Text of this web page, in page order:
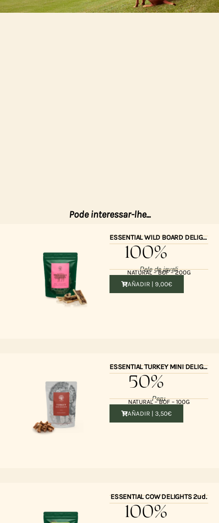
Pode interessar-lhe...
ESSENTIAL WILD BOARD DELIGHTS 200gr.
100%
Pele de javali
NATURAL – BOF – 200G
AÑADIR | 9,00€
ESSENTIAL TURKEY MINI DELIGHTS 100gr
50%
Peru
NATURAL – BOF – 100G
AÑADIR |3,50€
ESSENTIAL COW DELIGHTS 2ud.
100%